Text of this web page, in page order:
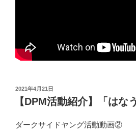
投
日:
2021年4月21日
【DPM活動紹介】「はな
ダークサイドヤング活動動画②